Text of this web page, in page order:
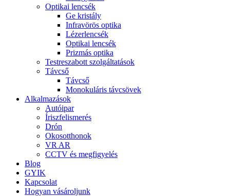
Optikai lencsék
Ge kristály
Infravörös optika
Lézerlencsék
Optikai lencsék
Prizmás optika
Testreszabott szolgáltatások
Távcső
Távcső
Monokuláris távcsövek
Alkalmazások
Autóipar
Íriszfelismerés
Drón
Okosotthonok
VR AR
CCTV és megfigyelés
Blog
GYIK
Kapcsolat
Hogyan vásároljunk